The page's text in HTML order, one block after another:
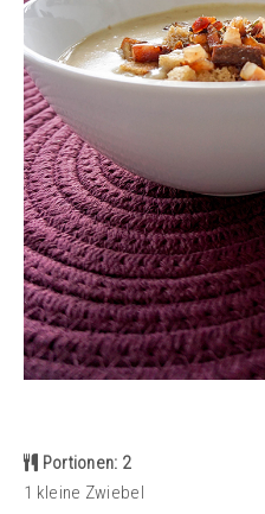
Portionen: 2
1 kleine Zwiebel